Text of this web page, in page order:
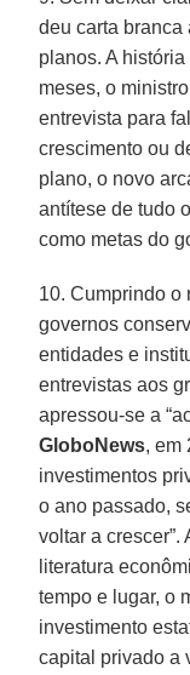
deu carta branca
planos. A
meses, o
entrevista para
crescimento ou
plano, o novo
antítese de tudo
como metas do
10. Cumprindo o
governos
entidades e
entrevistas aos
apressou-se a
GloboNews, em
investimentos
o ano passado,
voltar a crescer”.
literatura
tempo e lugar, o
investimento
capital privado a